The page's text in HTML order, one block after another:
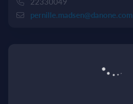
pernille.madsen@danone.com